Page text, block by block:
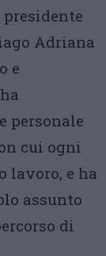
Adriana
e
personale
cui ogni
lavoro, e ha
assunto
di